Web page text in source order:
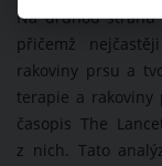
Na druhou stranu
přičemž
rakoviny prsu a
terapie a
časopis The
z nich. Tato